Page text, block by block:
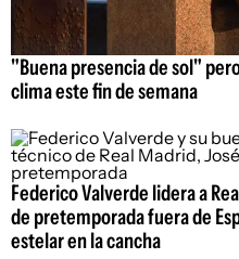
"Buena presencia de sol"
clima este fin de semana
Federico Valverde lidera a
de pretemporada fuera de
estelar en la cancha